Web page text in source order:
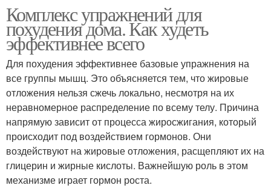
Комплекс упражнений для
похудения дома. Как худеть
эффективнее всего
Для похудения эффективнее базовые упражнения на
все группы мышц. Это объясняется тем, что жировые
отложения нельзя сжечь локально, несмотря на их
неравномерное распределение по всему телу. Причина
напрямую зависит от процесса жиросжигания, который
происходит под воздействием гормонов. Они
воздействуют на жировые отложения, расщепляют их на
глицерин и жирные кислоты. Важнейшую роль в этом
механизме играет гормон роста.